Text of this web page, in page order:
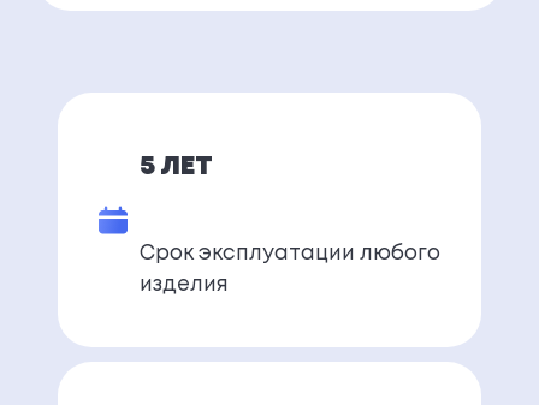
5 ЛЕТ
Срок эксплуатации любого
изделия